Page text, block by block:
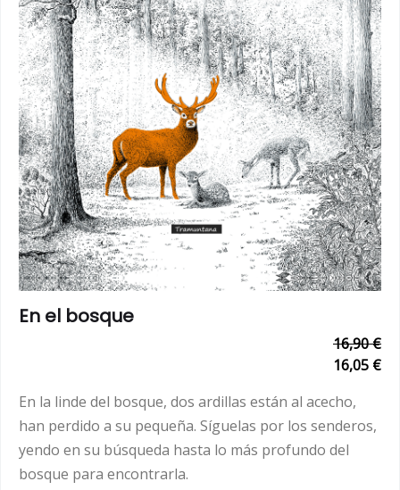
En el bosque
16,90 €
16,05 €
En la linde del bosque, dos ardillas están al acecho,
han perdido a su pequeña. Síguelas por los senderos,
yendo en su búsqueda hasta lo más profundo del
bosque para encontrarla.